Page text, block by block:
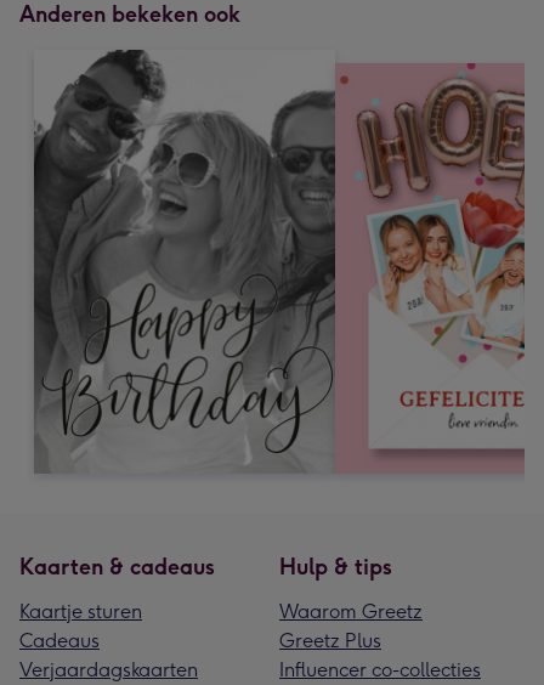
Anderen bekeken ook
Kaarten & cadeaus
Kaartje sturen
Cadeaus
Verjaardagskaarten
Hulp & tips
Waarom Greetz
Greetz Plus
Influencer co-collecties